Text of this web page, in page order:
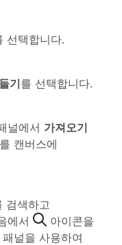
선택합니다.
기를 선택합니다.
널에서 가져오기
캔버스에
검색하고
에서
아이콘을
패널을 사용하여